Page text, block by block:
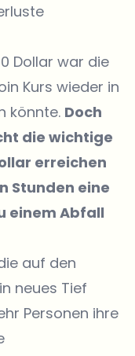
Dollar war die
Kurs wieder in
könnte. Doch
die wichtige
erreichen
Stunden eine
einem Abfall
auf den
neues Tief
Personen ihre